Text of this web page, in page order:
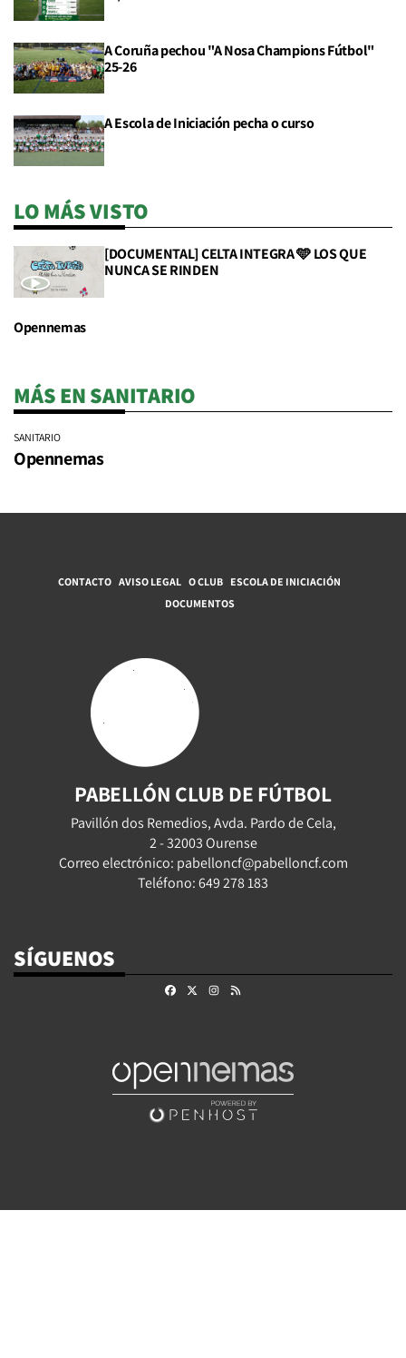
A Coruña pechou "A Nosa Champions Fútbol"
25-26
A Escola de Iniciación pecha o curso
LO MÁS VISTO
[DOCUMENTAL] CELTA INTEGRA 🩵 LOS QUE
NUNCA SE RINDEN
Opennemas
MÁS EN SANITARIO
SANITARIO
Opennemas
CONTACTO AVISO LEGAL O CLUB ESCOLA DE INICIACIÓN
DOCUMENTOS
PABELLÓN CLUB DE FÚTBOL
Pavillón dos Remedios, Avda. Pardo de Cela,
2 - 32003 Ourense
Correo electrónico: pabelloncf@pabelloncf.com
Teléfono: 649 278 183
SÍGUENOS
FacebookInstagram